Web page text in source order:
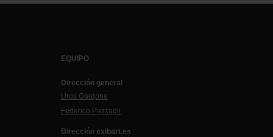
EQUIPO
Dirección general
Uros Gorgone
Federico Pazzagli
Dirección exibart.es